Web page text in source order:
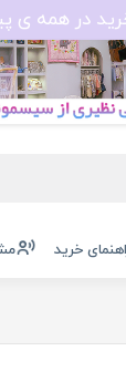
در همه ی
خرید